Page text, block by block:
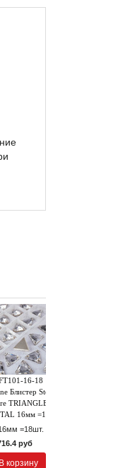
16-18
Блистер Stone
TRIANGLE
16мм =18шт.
=18шт.
руб
корзину